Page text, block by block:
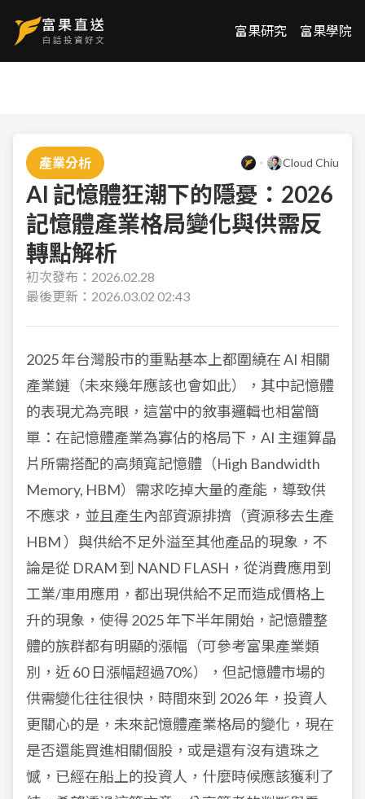
富果研究 富果學院
產業分析 Cloud Chiu
AI 記憶體狂潮下的隱憂：2026
記憶體產業格局變化與供需反
轉點解析
初次發布： 2026.02.28
最後更新： 2026.03.02 02:43
2025 年台灣股市的重點基本上都圍繞在 AI 相關
產業鏈（未來幾年應該也會如此），其中記憶體
的表現尤為亮眼，這當中的敘事邏輯也相當簡
單： 在記憶體產業為寡佔的格局下，AI 主運算晶
片所需搭配的高頻寬記憶體（High Bandwidth
Memory, HBM）需求吃掉大量的產能，導致供
不應求 ，並且產生內部資源排擠（資源移去生產
HBM ）與供給不足外溢至其他產品的現象，不
論是從 DRAM 到 NAND FLASH，從消費應用到
工業/車用應用，都出現供給不足而造成價格上
升的現象，使得 2025 年下半年開始，記憶體整
體的族群都有明顯的漲幅（可參考富果產業類
別，近 60 日漲幅超過70%），但記憶體市場的
供需變化往往很快，時間來到 2026 年，投資人
更關心的是，未來記憶體產業格局的變化，現在
是否還能買進相關個股，或是還有沒有遺珠之
憾，已經在船上的投資人，什麼時候應該獲利了